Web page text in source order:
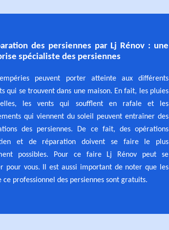
des persiennes par Lj Rénov : une
spécialiste des persiennes
peuvent porter atteinte aux différents
qui se trouvent dans une maison. En fait, les pluies
les vents qui soufflent en rafale et les
qui viennent du soleil peuvent entraîner des
des persiennes. De ce fait, des opérations
et de réparation doivent se faire le plus
possibles. Pour ce faire Lj Rénov peut se
pour vous. Il est aussi important de noter que les
ce professionnel des persiennes sont gratuits.